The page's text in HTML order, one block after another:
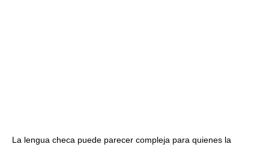
La lengua checa puede parecer compleja para quienes la